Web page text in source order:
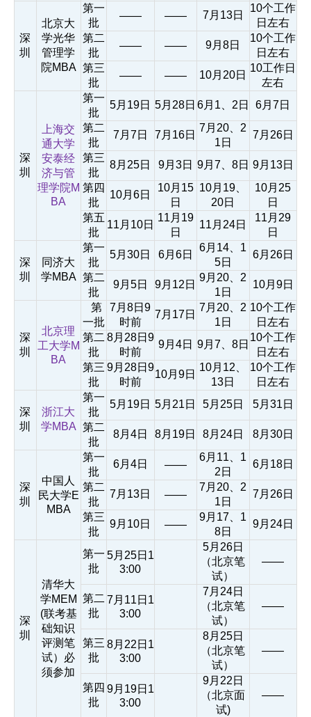
深
圳
北京大
学光华
管理学
院MBA
第一
批
—— —— 7月13日
10个工作
日左右
第二
批
—— —— 9月8日
10个工作
日左右
第三
批
—— —— 10月20日
10工作日
左右
深
圳
上海交
通大学
安泰经
济与管
理学院M
BA
第一
批
5月19日 5月28日 6月1、2日
6月7日
第二
批
7月7日 7月16日
7月20、2
1日
7月26日
第三
批
8月25日 9月3日 9月7、8日 9月13日
第四
批
10月6日
10月15
日
10月19、
20日
10月25
日
第五
批
11月10日
11月19
日
11月24日
11月29
日
深
圳
同济大
学MBA
第一
批
5月30日 6月6日
6月14、1
5日
6月26日
第二
批
9月5日 9月12日
9月20、2
1日
10月9日
深
圳
北京理
工大学M
BA
第
一批
7月8日9
时前
7月17日
7月20、2
1日
10个工作
日左右
第二
批
8月28日9
时前
9月4日 9月7、8日
10个工作
日左右
第三
批
9月28日9
时前
10月9日
10月12、
13日
10个工作
日左右
深
圳
浙江大
学MBA
第一
批
5月19日 5月21日 5月25日
5月31日
第二
批
8月4日 8月19日 8月24日 8月30日
深
圳
中国人
民大学E
MBA
第一
批
6月4日 ——
6月11、1
2日
6月18日
第二
批
7月13日 ——
7月20、2
1日
7月26日
第三
批
9月10日 ——
9月17、1
8日
9月24日
深
圳
清华大
学MEM
(联考基
础知识
评测笔
试）必
须参加
第一
批
5月25日1
3:00
5月26日
（北京笔
试）
——
第二
批
7月11日1
3:00
7月24日
（北京笔
试）
——
第三
批
8月22日1
3:00
8月25日
（北京笔
试）
——
第四
批
9月19日1
3:00
9月22日
（北京面
试)
——